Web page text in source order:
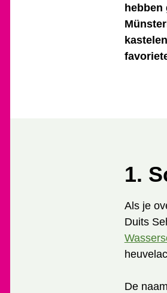
1.
Als je
Duits
De